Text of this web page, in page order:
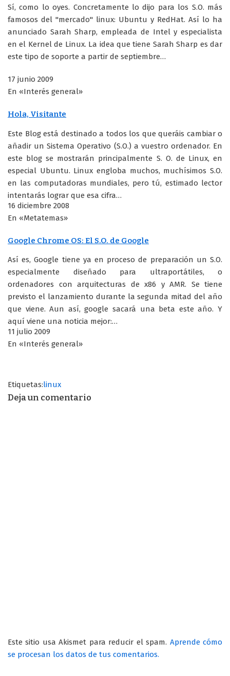
Sí, como lo oyes. Concretamente lo dijo para los S.O. más
famosos del "mercado" linux: Ubuntu y RedHat. Así lo ha
anunciado Sarah Sharp, empleada de Intel y especialista
en el Kernel de Linux. La idea que tiene Sarah Sharp es dar
este tipo de soporte a partir de septiembre…
17 junio 2009
En «Interés general»
Hola, Visitante
Este Blog está destinado a todos los que queráis cambiar o
añadir un Sistema Operativo (S.O.) a vuestro ordenador. En
este blog se mostrarán principalmente S. O. de Linux, en
especial Ubuntu. Linux engloba muchos, muchísimos S.O.
en las computadoras mundiales, pero tú, estimado lector
intentarás lograr que esa cifra…
16 diciembre 2008
En «Metatemas»
Google Chrome OS: El S.O. de Google
Así es, Google tiene ya en proceso de preparación un S.O.
especialmente diseñado para ultraportátiles, o
ordenadores con arquitecturas de x86 y AMR. Se tiene
previsto el lanzamiento durante la segunda mitad del año
que viene. Aun así, google sacará una beta este año. Y
aquí viene una noticia mejor:…
11 julio 2009
En «Interés general»
Etiquetas:linux
Deja un comentario
Este sitio usa Akismet para reducir el spam. Aprende cómo
se procesan los datos de tus comentarios.